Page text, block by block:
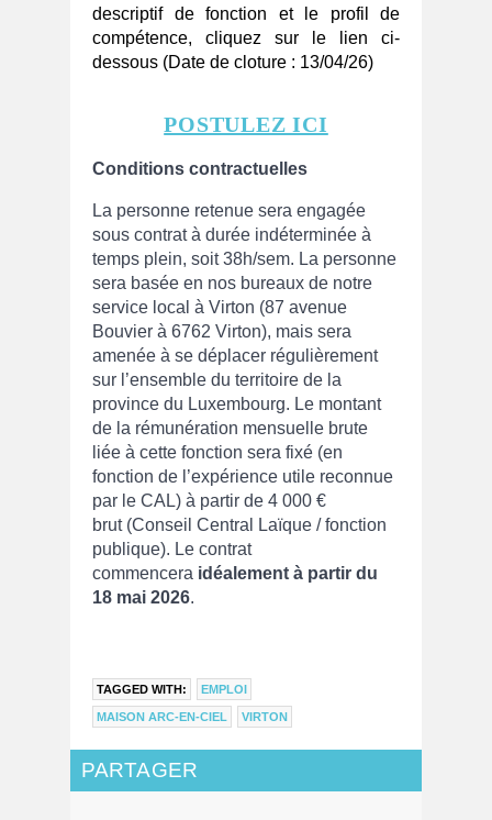
descriptif de fonction et le profil de
compétence, cliquez sur le lien ci-
dessous (Date de cloture : 13/04/26)
POSTULEZ ICI
Conditions contractuelles
La personne retenue sera engagée
sous contrat à durée indéterminée à
temps plein, soit 38h/sem. La personne
sera basée en nos bureaux de notre
service local à Virton (87 avenue
Bouvier à 6762 Virton), mais sera
amenée à se déplacer régulièrement
sur l’ensemble du territoire de la
province du Luxembourg. Le montant
de la rémunération mensuelle brute
liée à cette fonction sera fixé (en
fonction de l’expérience utile reconnue
par le CAL) à partir de 4 000 €
brut (Conseil Central Laïque / fonction
publique). Le contrat
commencera idéalement à partir du
18 mai 2026.
TAGGED WITH: EMPLOI
MAISON ARC-EN-CIEL VIRTON
PARTAGER